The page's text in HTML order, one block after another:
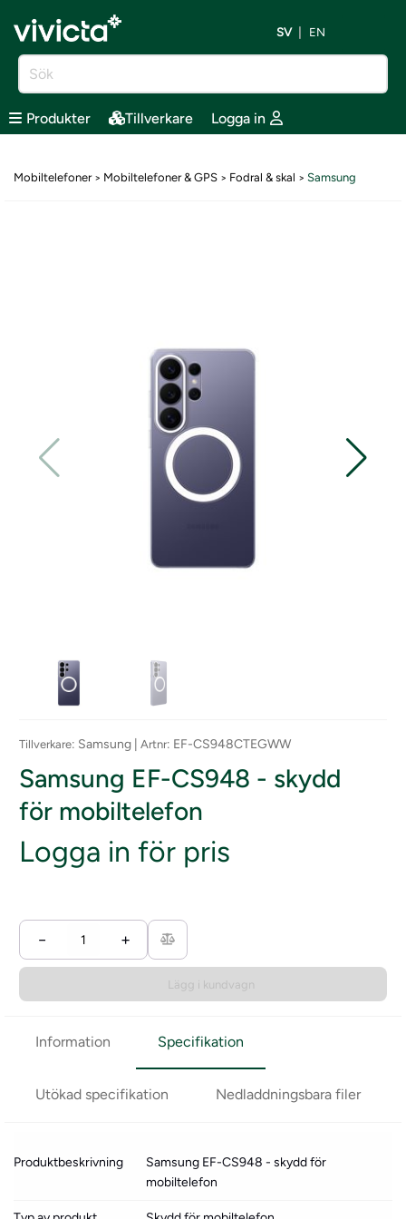
SV EN
Produkter Tillverkare Logga in
Mobiltelefoner> Mobiltelefoner & GPS > Fodral & skal > Samsung
Tillverkare: Samsung | Artnr: EF-CS948CTEGWW
Samsung EF-CS948 - skydd
för mobiltelefon
Logga in för pris
− +
Lägg i kundvagn
Information Specifikation
Utökad specifikation Nedladdningsbara filer
Produktbeskrivning
Samsung EF-CS948 - skydd för
mobiltelefon